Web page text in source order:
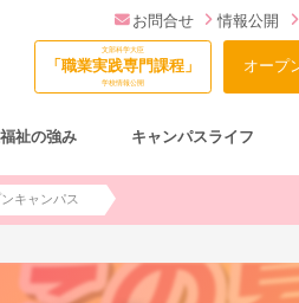
お問合せ 情報公開
文部科学大臣
「職業実践専門課程」
学校情報公開
オープ
祉の強み キャンパスライフ
キャンパス